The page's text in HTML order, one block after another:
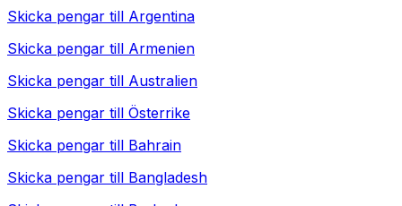
Skicka pengar till Argentina
Skicka pengar till Armenien
Skicka pengar till Australien
Skicka pengar till Österrike
Skicka pengar till Bahrain
Skicka pengar till Bangladesh